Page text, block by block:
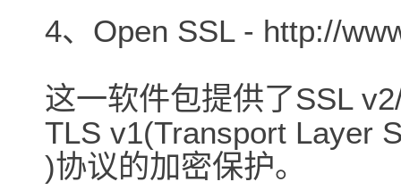
4、Open SSL - http://
这一软件包提供了SSL
TLS v1(Transport Layer
)协议的加密保护。